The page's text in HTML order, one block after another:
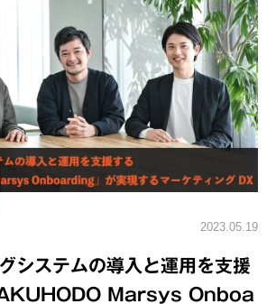
2023.05.19
システムの導入と運用を支援
Marsys Onboa